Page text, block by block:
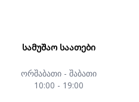
ᲡᲐᲛᲣᲨᲐᲝ ᲡᲐᲐᲗᲔᲑᲘ
ორშაბათი - შაბათი
10:00 - 19:00